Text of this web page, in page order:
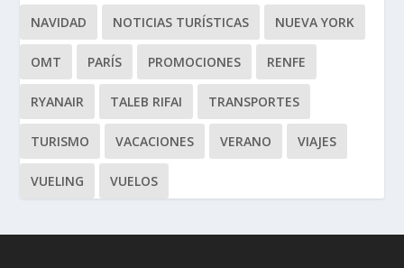
NAVIDAD NOTICIAS TURÍSTICAS NUEVA YORK
OMT PARÍS PROMOCIONES RENFE
RYANAIR TALEB RIFAI TRANSPORTES
TURISMO VACACIONES VERANO VIAJES
VUELING VUELOS